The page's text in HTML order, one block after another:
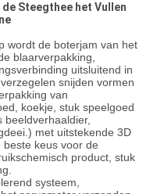
Steegthee het Vullen
wordt de boterjam van het
blaarverpakking,
uitsluitend in
snijden vormen
van
koekje, stuk speelgoed
beeldverhaaldier,
met uitstekende 3D
keus voor de
product, stuk
systeem,